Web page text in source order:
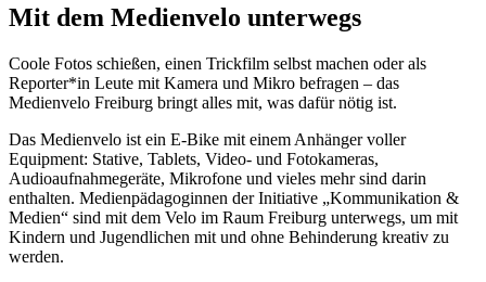
Mit dem Medienvelo unterwegs
Coole Fotos schießen, einen Trickfilm selbst machen oder als
Reporter*in Leute mit Kamera und Mikro befragen – das
Medienvelo Freiburg bringt alles mit, was dafür nötig ist.
Das Medienvelo ist ein E-Bike mit einem Anhänger voller
Equipment: Stative, Tablets, Video- und Fotokameras,
Audioaufnahmegeräte, Mikrofone und vieles mehr sind darin
enthalten. Medienpädagoginnen der Initiative „Kommunikation &
Medien“ sind mit dem Velo im Raum Freiburg unterwegs, um mit
Kindern und Jugendlichen mit und ohne Behinderung kreativ zu
werden.